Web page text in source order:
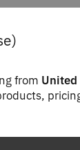
、新しい
して処理
from United